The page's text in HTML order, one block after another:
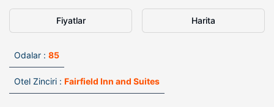
Fiyatlar Harita
Odalar : 85
Otel Zinciri : Fairfield Inn and Suites